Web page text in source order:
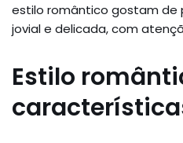
estilo romântico gostam de
jovial e delicada, com
Estilo